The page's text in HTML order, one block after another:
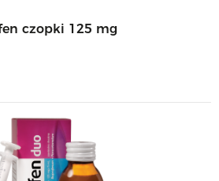
czopki 125 mg